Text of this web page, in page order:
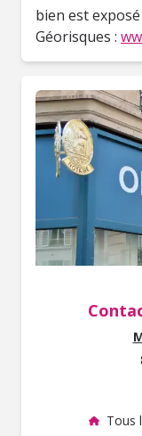
bien est
Géorisques :
Tous